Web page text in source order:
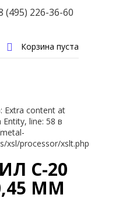
Extra content at
line: 58 в
xsl/processor/xslt.php
С-20
ММ
(495) 226-36-60
Корзина пуста